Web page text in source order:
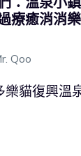
療癒消消
Qoo
樂貓復興溫